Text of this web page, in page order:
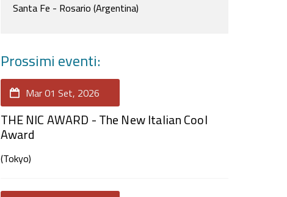
Santa Fe - Rosario (Argentina)
Prossimi eventi:
Mar 01 Set, 2026
THE NIC AWARD - The New Italian Cool
Award
(Tokyo)